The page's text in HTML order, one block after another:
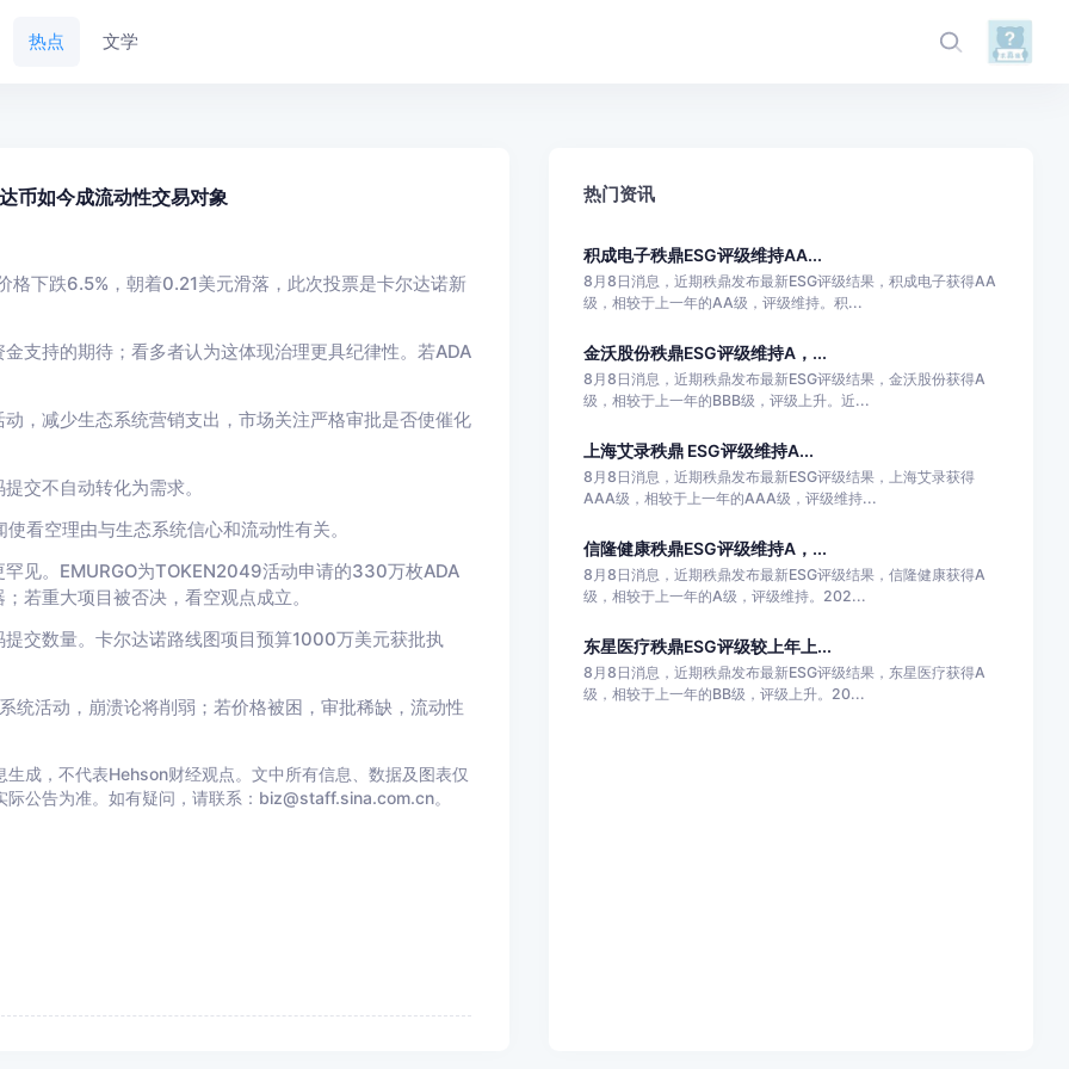
热点 文学
币如今成流动性交易对象
下跌6.5%，朝着0.21美元滑落，此次投票是卡尔达诺新
支持的期待；看多者认为这体现治理更具纪律性。若ADA
，减少生态系统营销支出，市场关注严格审批是否使催化
交不自动转化为需求。
看空理由与生态系统信心和流动性有关。
见。EMURGO为TOKEN2049活动申请的330万枚ADA
若重大项目被否决，看空观点成立。
交数量。卡尔达诺路线图项目预算1000万美元获批执
统活动，崩溃论将削弱；若价格被困，审批稀缺，流动性
成，不代表Hehson财经观点。文中所有信息、数据及图表仅
公告为准。如有疑问，请联系：biz@staff.sina.com.cn。
热门资讯
积成电子秩鼎ESG评级维持AA...
8月8日消息，近期秩鼎发布最新ESG评级结果，积成电子获得AA
级，相较于上一年的AA级，评级维持。积...
金沃股份秩鼎ESG评级维持A，...
8月8日消息，近期秩鼎发布最新ESG评级结果，金沃股份获得A
级，相较于上一年的BBB级，评级上升。近...
上海艾录秩鼎 ESG评级维持A...
8月8日消息，近期秩鼎发布最新ESG评级结果，上海艾录获得
AAA级，相较于上一年的AAA级，评级维持...
信隆健康秩鼎ESG评级维持A，...
8月8日消息，近期秩鼎发布最新ESG评级结果，信隆健康获得A
级，相较于上一年的A级，评级维持。202...
东星医疗秩鼎ESG评级较上年上...
8月8日消息，近期秩鼎发布最新ESG评级结果，东星医疗获得A
级，相较于上一年的BB级，评级上升。20...